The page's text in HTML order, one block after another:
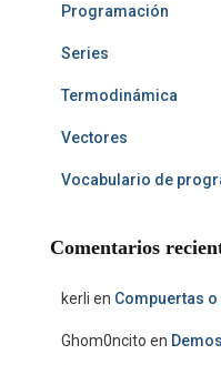
Programación
Series
Termodinámica
Vectores
Vocabulario de
Comentarios
kerli en Compuertas
Ghom0ncito en